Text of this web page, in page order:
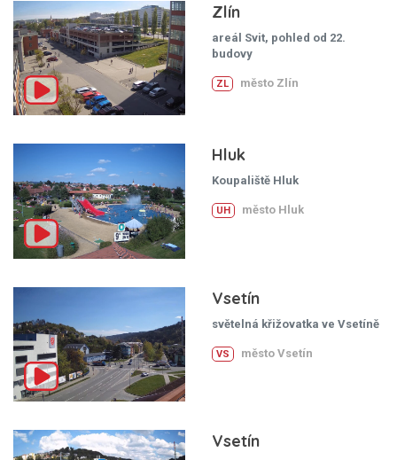
Zlín
areál Svit, pohled od 22.
budovy
ZL město Zlín
Hluk
Koupaliště Hluk
UH město Hluk
Vsetín
světelná křižovatka ve Vsetíně
VS město Vsetín
Vsetín